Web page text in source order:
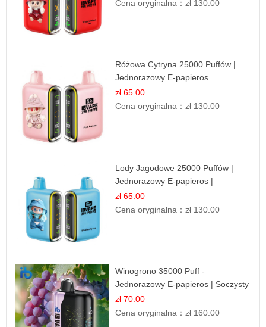
Cena oryginalna：zł 130.00
Różowa Cytryna 25000 Puffów |
Jednorazowy E-papieros
zł 65.00
Cena oryginalna：zł 130.00
Lody Jagodowe 25000 Puffów |
Jednorazowy E-papieros |
Deserowy Smak
zł 65.00
Cena oryginalna：zł 130.00
Winogrono 35000 Puff -
Jednorazowy E-papieros | Soczysty
Smak Winogron
zł 70.00
Cena oryginalna：zł 160.00